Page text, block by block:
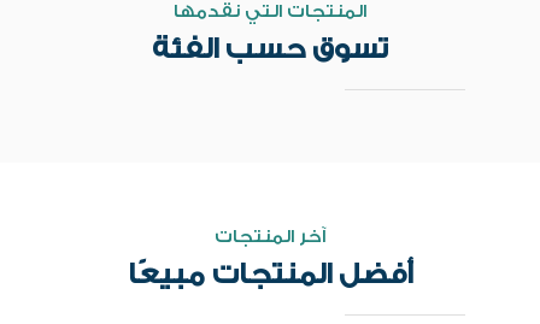
المنتجات التي نقدمها
تسوق حسب الفئة
آخر المنتجات
أفضل المنتجات مبيعًا